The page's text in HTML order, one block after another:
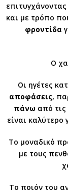
και με τρόπο
φροντίδα
Ο
Οι ηγέτες
αποφάσεις,
πάνω από
είναι
Το μοναδικό
με τους
Το ποιόν του